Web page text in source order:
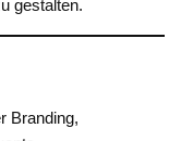
gestalten.
Branding,